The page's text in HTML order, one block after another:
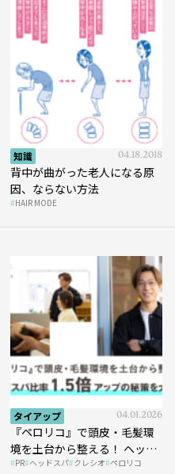
知識 04.18.2018
背中が曲がった老人になる原
因、ならない方法
HAIR MODE
タイアップ 04.01.2026
『ペロリコ』で頭皮・毛髪環
境を土台から整える！ ヘッド
スパ比率1.5倍アップの秘策を
PR ヘッドスパ クレシオ ペロリコ